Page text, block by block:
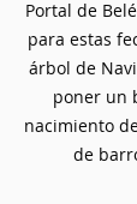
Portal de
para estas
árbol de
poner un
nacimiento
de